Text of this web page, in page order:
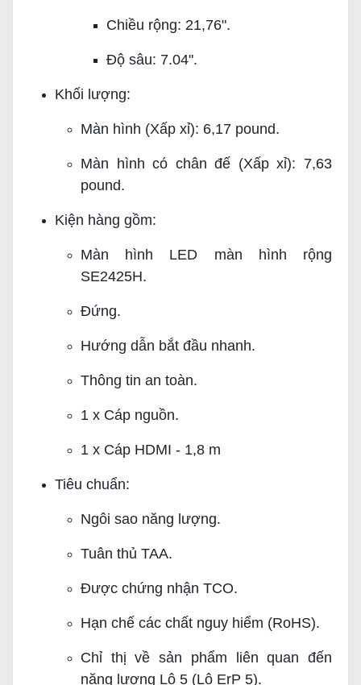
Chiều rộng: 21,76".
Độ sâu: 7.04".
Khối lượng:
Màn hình (Xấp xỉ): 6,17 pound.
Màn hình có chân đế (Xấp xỉ): 7,63
pound.
Kiện hàng gồm:
Màn hình LED màn hình rộng
SE2425H.
Đứng.
Hướng dẫn bắt đầu nhanh.
Thông tin an toàn.
1 x Cáp nguồn.
1 x Cáp HDMI - 1,8 m
Tiêu chuẩn:
Ngôi sao năng lượng.
Tuân thủ TAA.
Được chứng nhận TCO.
Hạn chế các chất nguy hiểm (RoHS).
Chỉ thị về sản phẩm liên quan đến
năng lượng Lô 5 (Lô ErP 5).